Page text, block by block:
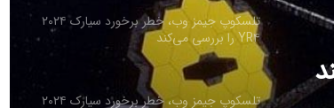
تلسکوپ جیمز وب، خطر برخورد سیارک ۲۰۲۴
YR۴ را بررسی می‌کند
تلسکوپ جیمز وب، خطر برخورد سیارک ۲۰۲۴